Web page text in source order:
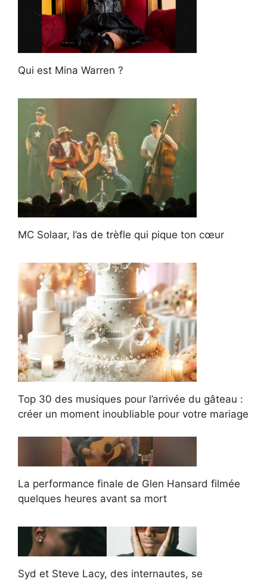
Qui est Mina Warren ?
MC Solaar, l’as de trèfle qui pique ton cœur
Top 30 des musiques pour l’arrivée du gâteau :
créer un moment inoubliable pour votre mariage
La performance finale de Glen Hansard filmée
quelques heures avant sa mort
Syd et Steve Lacy, des internautes, se